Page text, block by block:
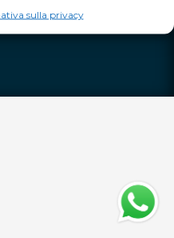
sulla privacy